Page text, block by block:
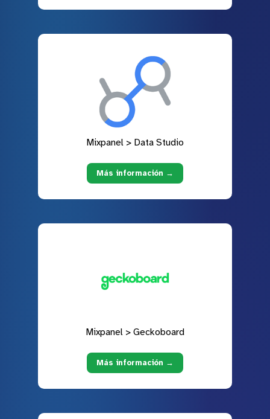
Mixpanel > Data Studio
Más información →
Mixpanel > Geckoboard
Más información →